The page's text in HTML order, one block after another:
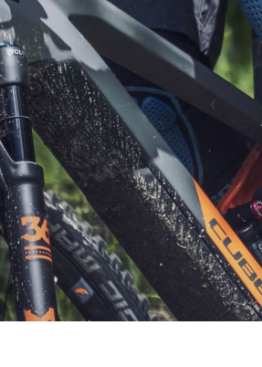
Racercyklar
Standardcyklar
Trialcyklar
Begagnade Cyklar
Begagnade Cyklar